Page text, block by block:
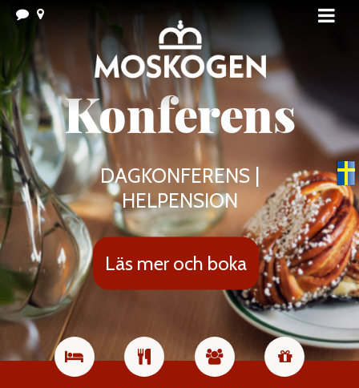
Konferens
DAGKONFERENS |
HELPENSION
Läs mer och boka
Swedish